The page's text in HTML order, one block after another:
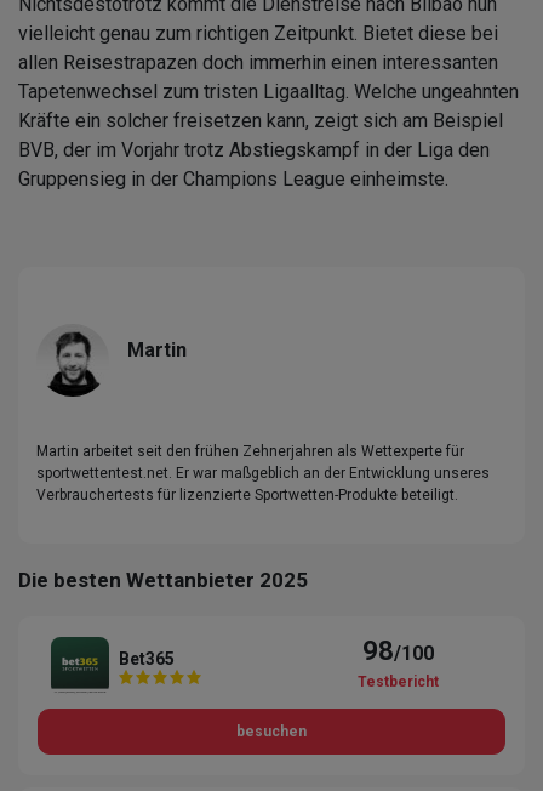
vielleicht genau zum richtigen Zeitpunkt. Bietet diese bei
allen Reisestrapazen doch immerhin einen interessanten
Tapetenwechsel zum tristen Ligaalltag. Welche ungeahnten
Kräfte ein solcher freisetzen kann, zeigt sich am Beispiel
BVB, der im Vorjahr trotz Abstiegskampf in der Liga den
Gruppensieg in der Champions League einheimste.
Martin
Martin arbeitet seit den frühen Zehnerjahren als Wettexperte für
sportwettentest.net. Er war maßgeblich an der Entwicklung unseres
Verbrauchertests für lizenzierte Sportwetten-Produkte beteiligt.
Die besten Wettanbieter 2025
Bet365 98/100
Testbericht
besuchen